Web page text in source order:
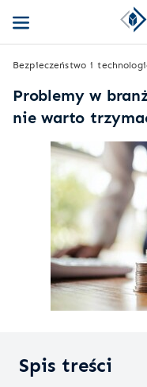
Bezpieczeństwo i
Problemy w
nie warto
Spis treści